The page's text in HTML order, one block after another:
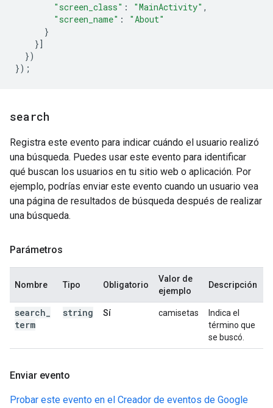
"screen_class" : "MainActivity" ,
"screen_name" :
"About"
}
}]
})
});
search
Registra este evento para indicar cuándo el usuario realizó
una búsqueda. Puedes usar este evento para identificar
qué buscan los usuarios en tu sitio web o aplicación. Por
ejemplo, podrías enviar este evento cuando un usuario vea
una página de resultados de búsqueda después de realizar
una búsqueda.
Parámetros
Nombre Tipo Obligatorio
Valor de
ejemplo
Descripción
search
term
string Sí camisetas
Indica el
término que
se buscó.
Enviar evento
Probar este evento en el Creador de eventos de Google